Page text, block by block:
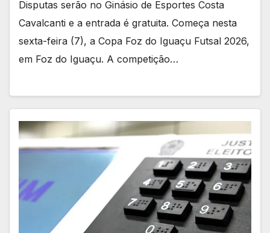
Disputas serão no Ginásio de Esportes Costa
Cavalcanti e a entrada é gratuita. Começa nesta
sexta-feira (7), a Copa Foz do Iguaçu Futsal 2026,
em Foz do Iguaçu. A competição…